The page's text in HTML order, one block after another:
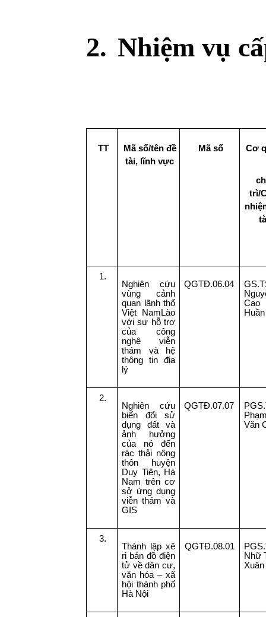
2. Nhiệm vụ
TT
Mã số/tên đề
tài, lĩnh vực
Mã số Cơ
trì/
1.
Nghiên cứu
vùng cảnh
quan lãnh thổ
Việt NamLào
với sự hỗ trợ
của công
nghệ viễn
thám và hệ
thông tin địa
lý
QGTĐ.06.04
Cao
Huần
2.
Nghiên cứu
biến đổi sử
dụng đất và
ảnh hưởng
của nó đến
rác thải nông
thôn huyện
Duy Tiên, Hà
Nam trên cơ
sở ứng dụng
viễn thám và
GIS
QGTĐ.07.07
Văn
3.
Thành lập xê
ri bản đồ điện
tử về dân cư,
văn hóa – xã
hội thành phố
Hà Nội
QGTĐ.08.01
Nhữ
Xuân